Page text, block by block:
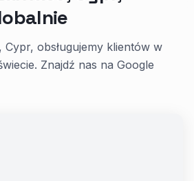
Cypr, obsługujemy klientów w
Znajdź nas na Google